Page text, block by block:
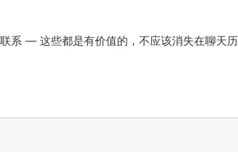
系 — 这些都是有价值的，不应该消失在聊天